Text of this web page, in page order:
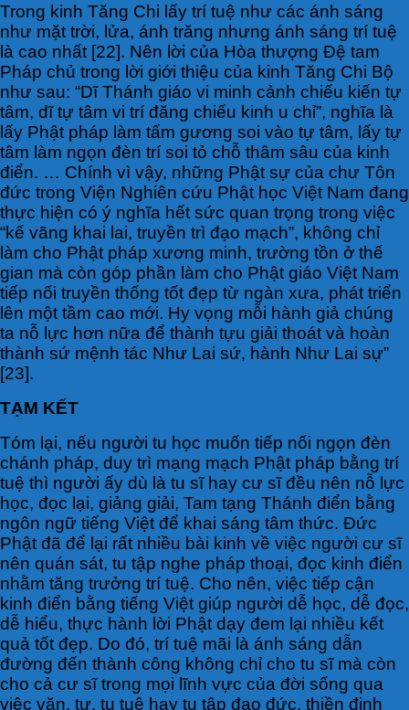
Trong kinh Tăng Chi lấy trí tuệ như các ánh sáng
như mặt trời, lửa, ánh trăng nhưng ánh sáng trí tuệ
là cao nhất [22]. Nên lời của Hòa thượng Đệ tam
Pháp chủ trong lời giới thiệu của kinh Tăng Chi Bộ
như sau: “Dĩ Thánh giáo vi minh cảnh chiếu kiến tự
tâm, dĩ tự tâm vi trí đăng chiếu kinh u chỉ”, nghĩa là
lấy Phật pháp làm tấm gương soi vào tự tâm, lấy tự
tâm làm ngọn đèn trí soi tỏ chỗ thâm sâu của kinh
điển. … Chính vì vậy, những Phật sự của chư Tôn
đức trong Viện Nghiên cứu Phật học Việt Nam đang
thực hiện có ý nghĩa hết sức quan trọng trong việc
“kế vãng khai lai, truyền trì đạo mạch”, không chỉ
làm cho Phật pháp xương minh, trường tồn ở thế
gian mà còn góp phần làm cho Phật giáo Việt Nam
tiếp nối truyền thống tốt đẹp từ ngàn xưa, phát triển
lên một tầm cao mới. Hy vọng mỗi hành giả chúng
ta nỗ lực hơn nữa để thành tựu giải thoát và hoàn
thành sứ mệnh tác Như Lai sứ, hành Như Lai sự”
[23].
TẠM KẾT
Tóm lại, nếu người tu học muốn tiếp nối ngọn đèn
chánh pháp, duy trì mạng mạch Phật pháp bằng trí
tuệ thì người ấy dù là tu sĩ hay cư sĩ đều nên nỗ lực
học, đọc lại, giảng giải, Tam tạng Thánh điển bằng
ngôn ngữ tiếng Việt để khai sáng tâm thức. Đức
Phật đã để lại rất nhiều bài kinh về việc người cư sĩ
nên quán sát, tu tập nghe pháp thoại, đọc kinh điển
nhằm tăng trưởng trí tuệ. Cho nên, việc tiếp cận
kinh điển bằng tiếng Việt giúp người dễ học, dễ đọc,
dễ hiểu, thực hành lời Phật dạy đem lại nhiều kết
quả tốt đẹp. Do đó, trí tuệ mãi là ánh sáng dẫn
đường đến thành công không chỉ cho tu sĩ mà còn
cho cả cư sĩ trong mọi lĩnh vực của đời sống qua
việc văn, tư, tu tuệ hay tu tập đạo đức, thiền định